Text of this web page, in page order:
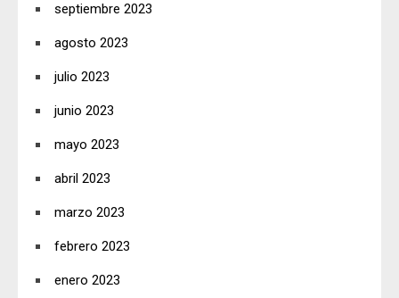
septiembre 2023
agosto 2023
julio 2023
junio 2023
mayo 2023
abril 2023
marzo 2023
febrero 2023
enero 2023